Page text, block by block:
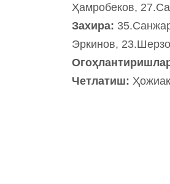
Ҳамробеков,
Захира:
Эркинов,
Четлатиш: